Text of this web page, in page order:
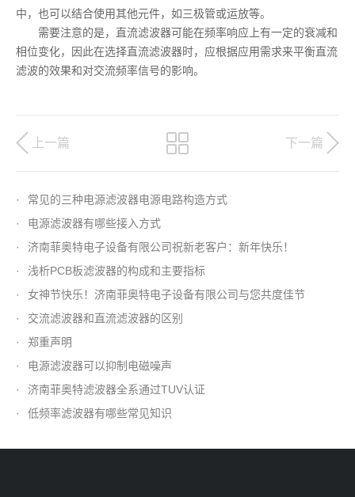
中，也可以结合使用其他元件，如三极管或运放等。
需要注意的是，直流滤波器可能在频率响应上有一定的衰减和
相位变化，因此在选择直流滤波器时，应根据应用需求来平衡直流
滤波的效果和对交流频率信号的影响。
上一篇 下一篇
·
常见的三种电源滤波器电源电路构造方式
·
电源滤波器有哪些接入方式
·
济南菲奥特电子设备有限公司祝新老客户：新年快乐！
·
浅析PCB板滤波器的构成和主要指标
·
女神节快乐！济南菲奥特电子设备有限公司与您共度佳节
·
交流滤波器和直流滤波器的区别
·
郑重声明
·
电源滤波器可以抑制电磁噪声
·
济南菲奥特滤波器全系通过TUV认证
·
低频率滤波器有哪些常见知识